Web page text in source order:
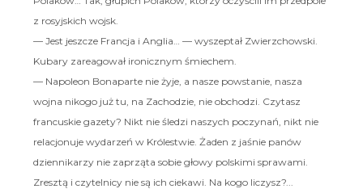
z rosyjskich wojsk.
— Jest jeszcze Francja i Anglia… — wyszeptał Zwierzchowski.
Kubary zareagował ironicznym śmiechem.
— Napoleon Bonaparte nie żyje, a nasze powstanie, nasza
wojna nikogo już tu, na Zachodzie, nie obchodzi. Czytasz
francuskie gazety? Nikt nie śledzi naszych poczynań, nikt nie
relacjonuje wydarzeń w Królestwie. Żaden z jaśnie panów
dziennikarzy nie zaprząta sobie głowy polskimi sprawami.
Zresztą i czytelnicy nie są ich ciekawi. Na kogo liczysz?...